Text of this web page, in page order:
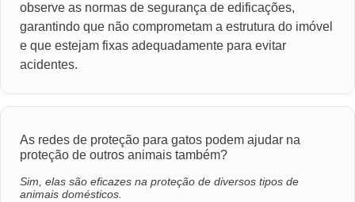
observe as normas de segurança de edificações,
garantindo que não comprometam a estrutura do imóvel
e que estejam fixas adequadamente para evitar
acidentes.
As redes de proteção para gatos podem ajudar na
proteção de outros animais também?
Sim, elas são eficazes na proteção de diversos tipos de
animais domésticos.